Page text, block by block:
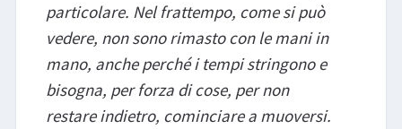
particolare. Nel frattempo, come si può
vedere, non sono rimasto con le mani in
mano, anche perché i tempi stringono e
bisogna, per forza di cose, per non
restare indietro, cominciare a muoversi.